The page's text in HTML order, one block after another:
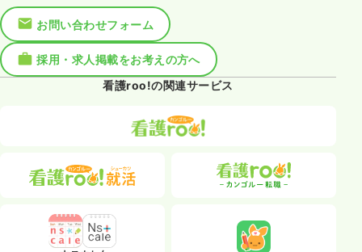
お問い合わせフォーム
採用・求人掲載をお考えの方へ
看護roo!の関連サービス